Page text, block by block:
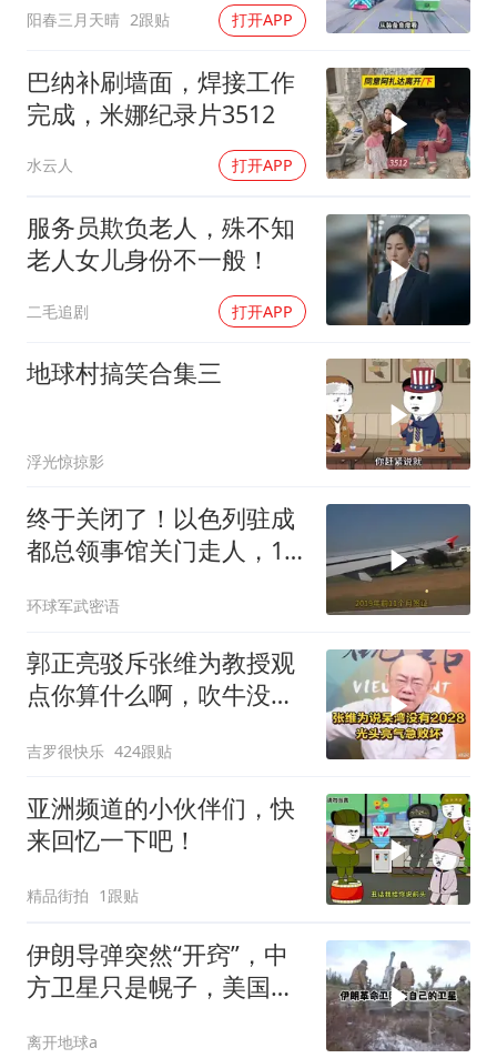
阳春三月天晴 2跟贴 打开APP
巴纳补刷墙面，焊接工作
完成，米娜纪录片3512
水云人 打开APP
服务员欺负老人，殊不知
老人女儿身份不一般！
二毛追剧 打开APP
地球村搞笑合集三
浮光惊掠影
终于关闭了！以色列驻成
都总领事馆关门走人，12
环球军武密语
郭正亮驳斥张维为教授观
点你算什么啊，吹牛没
吉罗很快乐 424跟贴
亚洲频道的小伙伴们，快
来回忆一下吧！
精品街拍 1跟贴
伊朗导弹突然“开窍”，中
方卫星只是幌子，美国真
离开地球a